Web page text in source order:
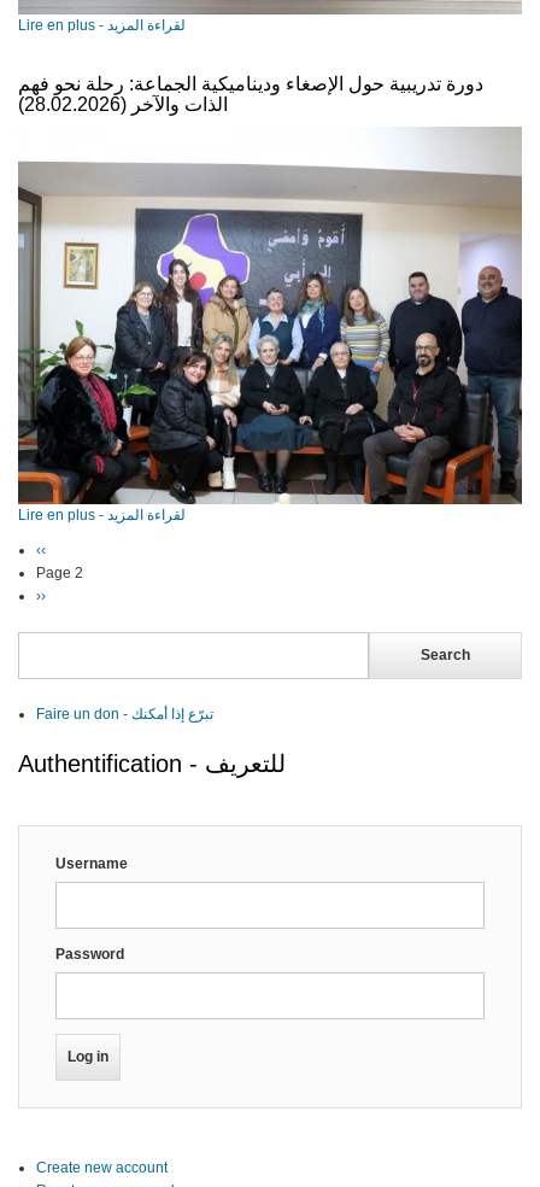
Lire en plus - لقراءة المزيد
دورة تدريبية حول الإصغاء وديناميكية الجماعة: رحلة نحو فهم
الذات والآخر (28.02.2026)
Lire en plus - لقراءة المزيد
Pagination
Previous
page
‹‹
Page 2
Next
››
Faire un don - تبرّع إذا أمكنك
Authentification - للتعريف
Username
Password
Create new account